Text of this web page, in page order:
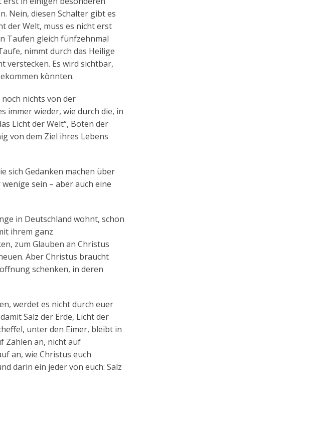
Nein, diesen Schalter gibt es
der Welt, muss es nicht erst
Taufen gleich fünfzehnmal
nimmt durch das Heilige
verstecken. Es wird sichtbar,
könnten.
nichts von der
immer wieder, wie durch die, in
Licht der Welt“, Boten der
von dem Ziel ihres Lebens
sich Gedanken machen über
sein – aber auch eine
in Deutschland wohnt, schon
ihrem ganz
zum Glauben an Christus
Aber Christus braucht
schenken, in deren
werdet es nicht durch euer
Salz der Erde, Licht der
unter den Eimer, bleibt in
Zahlen an, nicht auf
an, wie Christus euch
darin ein jeder von euch: Salz